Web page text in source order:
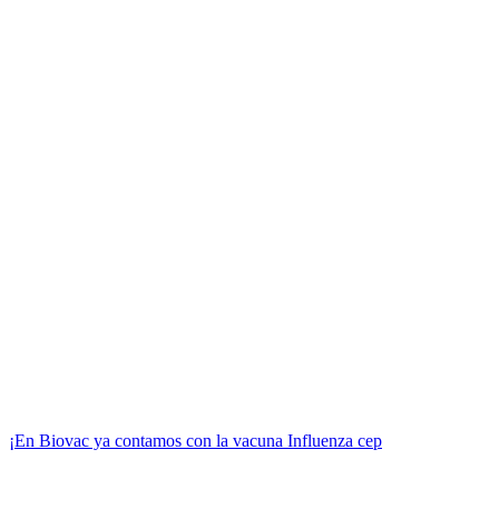
¡En Biovac ya contamos con la vacuna Influenza cep